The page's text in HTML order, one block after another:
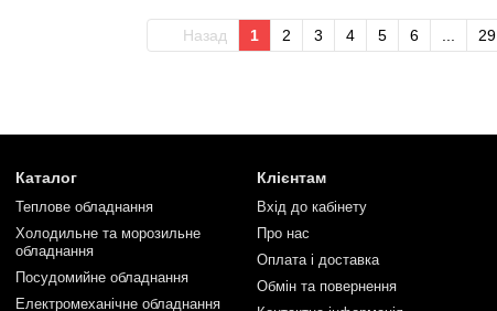
Назад 1 2 3 4 5 6 29
Каталог
Теплове обладнання
Холодильне та морозильне
обладнання
Посудомийне обладнання
Електромеханічне обладнання
Клієнтам
Вхід до кабінету
Про нас
Оплата і доставка
Обмін та повернення